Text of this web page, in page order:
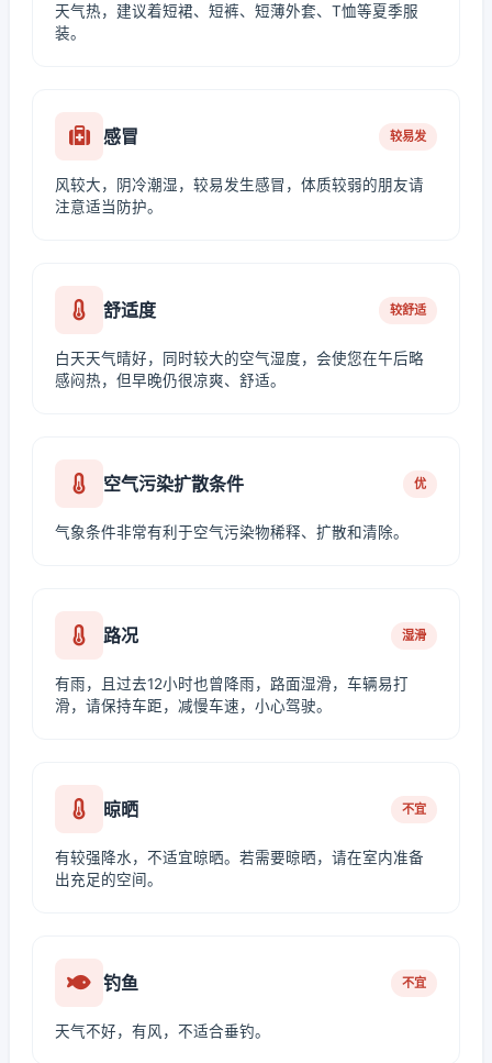
天气热，建议着短裙、短裤、短薄外套、T恤等夏季服
装。
感冒 较易发
风较大，阴冷潮湿，较易发生感冒，体质较弱的朋友请
注意适当防护。
舒适度 较舒适
白天天气晴好，同时较大的空气湿度，会使您在午后略
感闷热，但早晚仍很凉爽、舒适。
空气污染扩散条件 优
气象条件非常有利于空气污染物稀释、扩散和清除。
路况 湿滑
有雨，且过去12小时也曾降雨，路面湿滑，车辆易打
滑，请保持车距，减慢车速，小心驾驶。
晾晒 不宜
有较强降水，不适宜晾晒。若需要晾晒，请在室内准备
出充足的空间。
钓鱼 不宜
天气不好，有风，不适合垂钓。